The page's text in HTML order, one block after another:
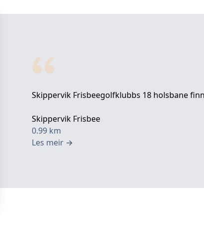
Skippervik Frisbeegolfklubbs 18 holsbane
Skippervik Frisbee
0.99 km
Les meir →